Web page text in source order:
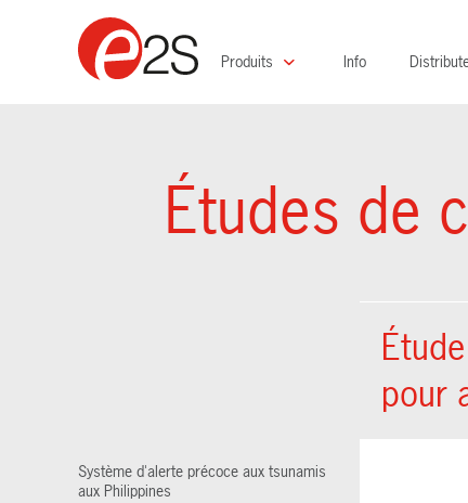
Produits Info
Études de
pour
Système d'alerte précoce aux tsunamis
aux Philippines